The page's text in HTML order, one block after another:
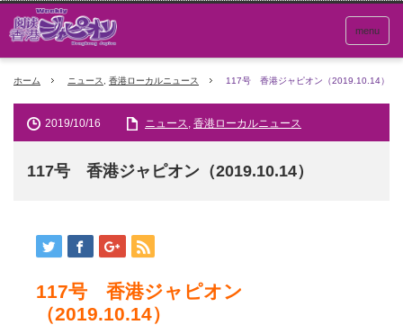
menu
ホーム ニュース 香港ローカルニュース 117号 香港ジャピオン（2019.10.14）
2019/10/16 ニュース, 香港ローカルニュース
117号 香港ジャピオン（2019.10.14）
117号 香港ジャピオン
（2019.10.14）